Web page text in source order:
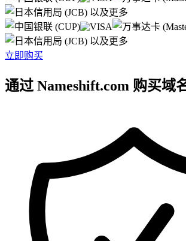
以及更多
以及更多
立即购买
通过 Nameshift.com 购买域